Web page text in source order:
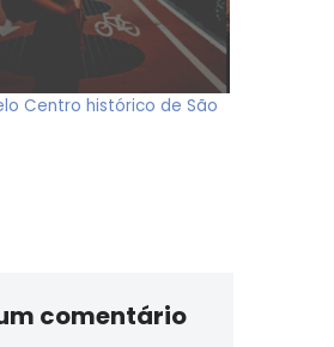
Centro histórico de São
comentário